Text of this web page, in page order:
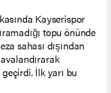
Kayserispor
topu önünde
sahası dışından
İlk yarı bu